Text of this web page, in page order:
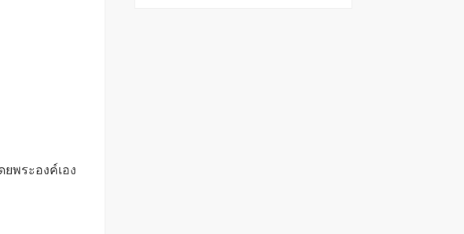
พระองค์เอง